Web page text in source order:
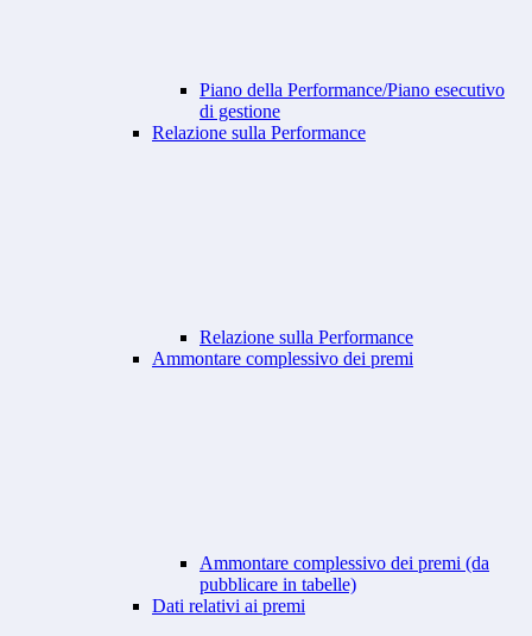
Piano della Performance/Piano esecutivo
di gestione
Relazione sulla Performance
Relazione sulla Performance
Ammontare complessivo dei premi
Ammontare complessivo dei premi (da
pubblicare in tabelle)
Dati relativi ai premi